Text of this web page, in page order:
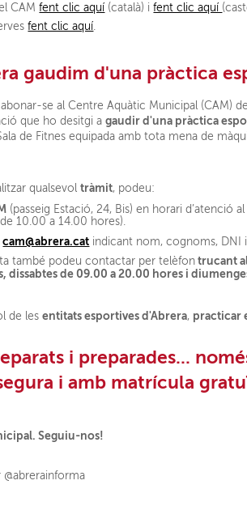
CAMfent clic aquí (català) ifent clic aquí
fent clic aquí.
gaudim d'una pràctica
se al Centre Aquàtic Municipal (CAM)
que ho desitgi a gaudir d'una pràctica
de Fitnes equipada amb tota mena de
qualsevol tràmit, podeu:
(passeig Estació, 24, Bis) en horari d’atenció
10.00 a 14.00 hores).
cam@abrera.cat indicant nom, cognoms, DNI i
també podeu contactar per telèfon trucant
dissabtes de 09.00 a 20.00 hores i
de les entitats esportives d'Abrera, practicar
i preparades...
i amb matrícula
Seguiu-nos!
@abrerainforma